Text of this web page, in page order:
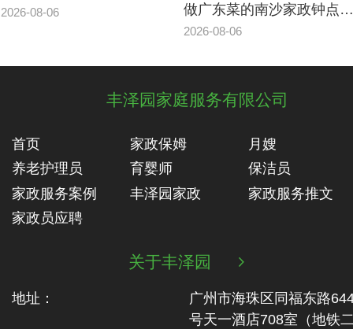
2026-08-06
做广东菜的南沙家政钟点工
案例
2026-08-06
丰泽园家庭服务有限公司
首页 家政保姆
月嫂
养老护理员
育婴师
保洁员
家政服务案例
丰泽园家政
家政服务推文
家政员应聘
关于丰泽园 
地址：
广州市海珠区同福东路
号天一酒店708室（地铁‬